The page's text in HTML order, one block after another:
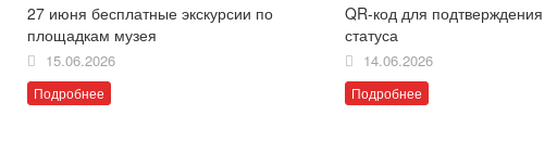
27 июня бесплатные экскурсии по
площадкам музея
15.06.2026
Подробнее
QR-код для подтверждения
статуса
14.06.2026
Подробнее